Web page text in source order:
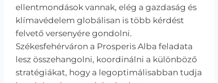
ellentmondások vannak, elég a gazdaság és
klímavédelem globálisan is több kérdést
felvető versenyére gondolni.
Székesfehérváron a Prosperis Alba feladata
lesz összehangolni, koordinálni a különböző
stratégiákat, hogy a legoptimálisabban tudja